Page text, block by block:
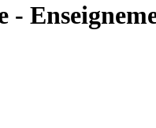
-